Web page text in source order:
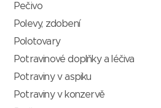
Pečivo
Polevy, zdobení
Polotovary
Potravinové doplňky a léčiva
Potraviny v aspiku
Potraviny v konzervě